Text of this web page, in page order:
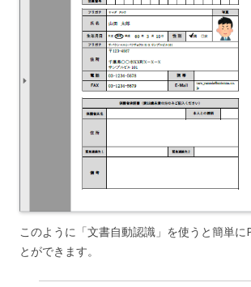
このように「文書自動認識」を使うと簡単に
とができます。